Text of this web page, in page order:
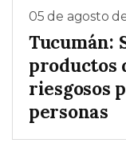
05 de agosto
Tucumán:
productos
riesgosos
personas